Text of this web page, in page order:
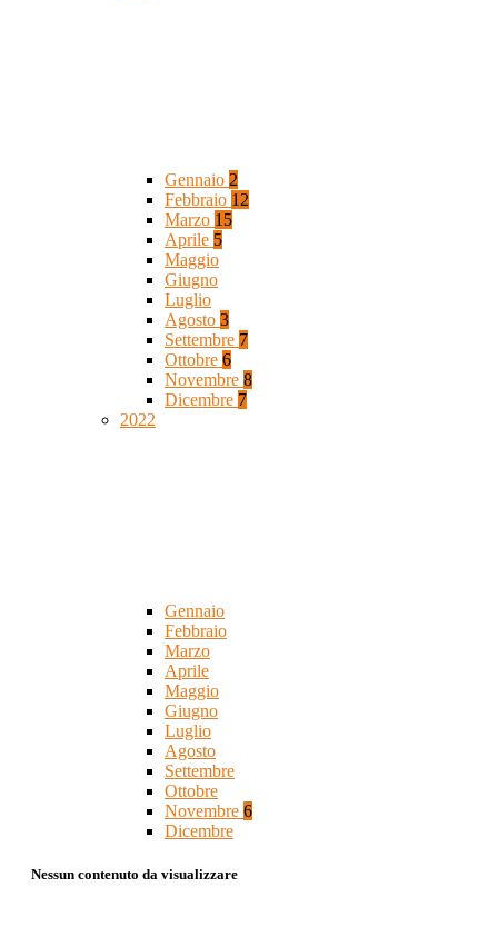
Gennaio 2
Febbraio 12
Marzo 15
Aprile 5
Maggio
Giugno
Luglio
Agosto 3
Settembre 7
Ottobre 6
Novembre 8
Dicembre 7
2022
Gennaio
Febbraio
Marzo
Aprile
Maggio
Giugno
Luglio
Agosto
Settembre
Ottobre
Novembre 6
Dicembre
Nessun contenuto da visualizzare